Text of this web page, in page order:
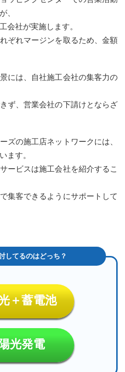
、
会社が実施します。
ぞれマージンを取るため、金額
には、自社施工会社の集客力の
ず、営業会社の下請けとならざ
ズの施工店ネットワークには、
ます。
ービスは施工会社を紹介するこ
集客できるようにサポートして
＋蓄電池
光発電